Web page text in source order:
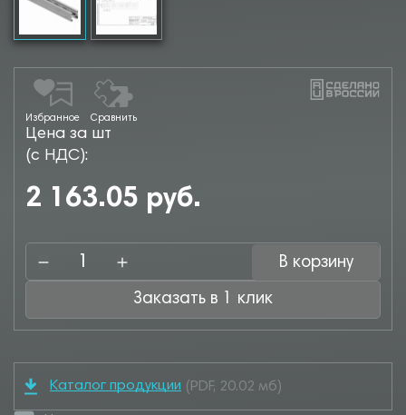
Избранное Сравнить
Цена за шт
(с НДС):
2 163.05 руб.
В корзину
Заказать в 1 клик
Каталог продукции (PDF, 20.02 мб)